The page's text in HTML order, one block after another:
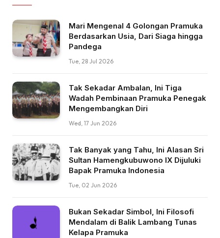
Mari Mengenal 4 Golongan Pramuka
Berdasarkan Usia, Dari Siaga hingga
Pandega
Tue, 28 Jul 2026
Tak Sekadar Ambalan, Ini Tiga
Wadah Pembinaan Pramuka Penegak
Mengembangkan Diri
Wed, 17 Jun 2026
Tak Banyak yang Tahu, Ini Alasan Sri
Sultan Hamengkubuwono IX Dijuluki
Bapak Pramuka Indonesia
Tue, 02 Jun 2026
Bukan Sekadar Simbol, Ini Filosofi
Mendalam di Balik Lambang Tunas
Kelapa Pramuka